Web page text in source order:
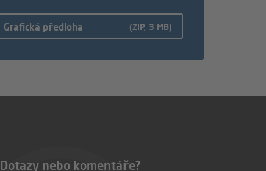
Grafická předloha (ZIP, 3 MB)
Dotazy nebo komentáře?